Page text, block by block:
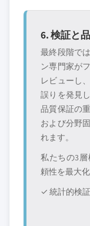
6. 検証と
最終段階で
ン専門家が
レビューし
誤りを発見
品質保証の
および分野
れます。
私たちの3
頼性を最大
✓ 統計的検証